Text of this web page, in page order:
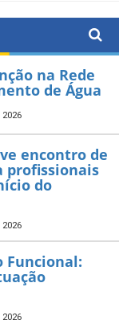
na Rede
de Água
encontro de
profissionais
do
Funcional: